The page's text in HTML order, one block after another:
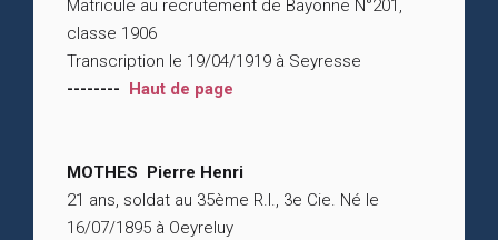
Matricule au recrutement de Bayonne N°201,
classe 1906
Transcription le 19/04/1919 à Seyresse
-------- Haut de page
MOTHES Pierre Henri
21 ans, soldat au 35ème R.I., 3e Cie. Né le
16/07/1895 à Oeyreluy